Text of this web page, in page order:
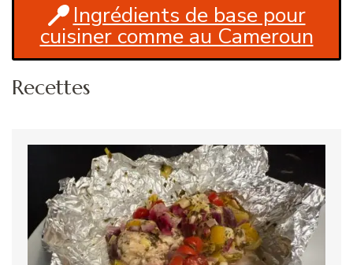
Ingrédients de base pour
cuisiner comme au Cameroun
Recettes